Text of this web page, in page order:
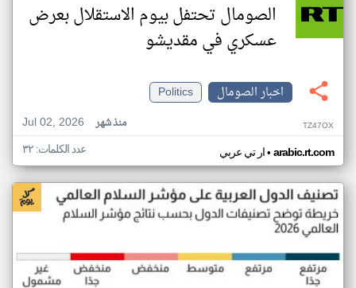
الصومال تحتفل بيوم الاستقلال بعرض
عسكري في مقديشو
اخبار الصومال
Politics
Jul 02, 2026
منذ شهر TZ47OX
ار تي عربي• arabic.rt.com عدد الكلمات: ٣٢